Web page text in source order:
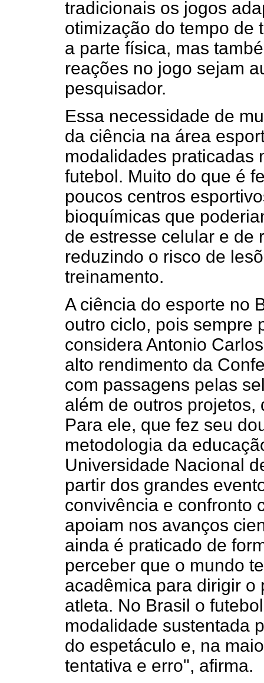
tradicionais os jogos
otimização do tempo de
a parte física, mas
reações no jogo sejam
pesquisador.
Essa necessidade de
da ciência na área
modalidades praticadas
futebol. Muito do que é
poucos centros
bioquímicas que
de estresse celular e de
reduzindo o risco de
treinamento.
A ciência do esporte no
outro ciclo, pois sempre
considera Antonio
alto rendimento da
com passagens pelas
além de outros
Para ele, que fez seu
metodologia da
Universidade Nacional
partir dos grandes
convivência e confronto
apoiam nos avanços
ainda é praticado de
perceber que o mundo
acadêmica para dirigir o
atleta. No Brasil o
modalidade sustentada
do espetáculo e, na
tentativa e erro", afirma.